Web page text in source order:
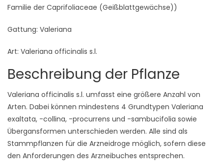
Familie der Caprifoliaceae (Geißblattgewächse))
Gattung: Valeriana
Art: Valeriana officinalis s.l.
Beschreibung der Pflanze
Valeriana officinalis s.l. umfasst eine größere Anzahl von
Arten. Dabei können mindestens 4 Grundtypen Valeriana
exaltata, -collina, -procurrens und -sambucifolia sowie
Übergansformen unterschieden werden. Alle sind als
Stammpflanzen für die Arzneidroge möglich, sofern diese
den Anforderungen des Arzneibuches entsprechen.